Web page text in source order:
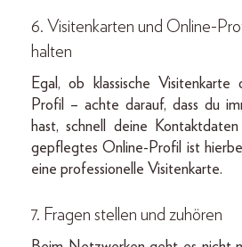
6. Visitenkarten und Online-
halten
Egal, ob klassische
Profil – achte darauf, dass du
hast, schnell deine
gepflegtes Online-Profil ist
eine professionelle Visitenkarte.
7. Fragen stellen und zuhören